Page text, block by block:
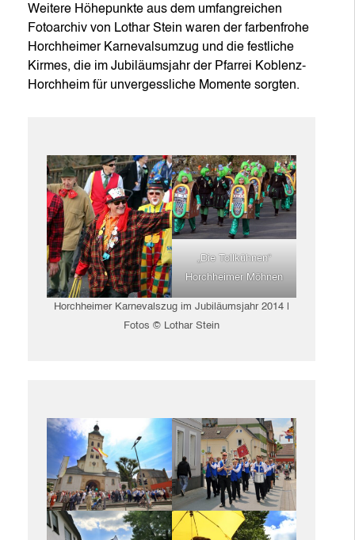
Weitere Höhepunkte aus dem umfangreichen
Fotoarchiv von Lothar Stein waren der farbenfrohe
Horchheimer Karnevalsumzug und die festliche
Kirmes, die im Jubiläumsjahr der Pfarrei Koblenz-
Horchheim für unvergessliche Momente sorgten.
„Die Tollkühnen“
Horchheimer Möhnen
Horchheimer Karnevalszug im Jubiläumsjahr 2014 |
Fotos © Lothar Stein